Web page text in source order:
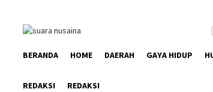
BERANDA HOME DAERAH GAYA HIDUP
REDAKSI REDAKSI